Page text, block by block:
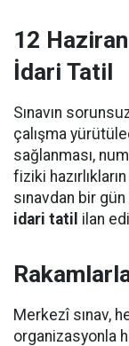
12
İdari Tatil
Sınavın
çalışma
sağlanması,
fiziki
sınavdan bir
idari tatil ilan
Merkezî sınav,
organizasyonla